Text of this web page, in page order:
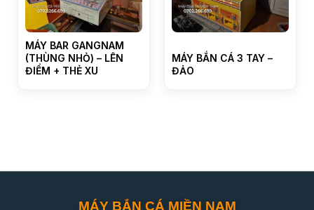
MÁY BAR GANGNAM
(THÙNG NHỎ) – LÊN
ĐIỂM + THẺ XU
MÁY BẮN CÁ 3 TAY –
ĐẢO
MÁY BẮN CÁ MIỀN NAM